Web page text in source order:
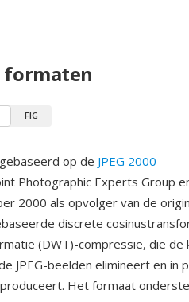
formaten
FIG
op de JPEG 2000-
Photographic Experts Group
2000 als opvolger van de
discrete
(DWT)-compressie, die de
JPEG-beelden elimineert en in
Het formaat